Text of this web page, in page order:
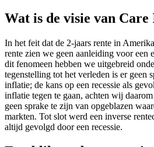
Wat is de visie van Care
In het feit dat de 2-jaars rente in
rente zien we geen aanleiding voor een
dit fenomeen hebben we uitgebreid
tegenstelling tot het verleden is er geen
inflatie; de kans op een recessie als
inflatie tegen te gaan, achten wij
geen sprake te zijn van opgeblazen
markten. Tot slot werd een inverse
altijd gevolgd door een recessie.